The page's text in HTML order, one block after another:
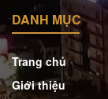
DANH MỤC
Trang chủ
Giới thiệu